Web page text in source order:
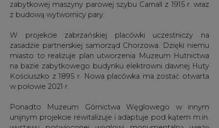
zabytkowej maszyny parowej szybu Carnall z 1915 r. wraz
z budową wytwornicy pary.
W projekcie zabrzańskiej placówki uczestniczy na
zasadzie partnerskiej samorząd Chorzowa. Dzięki niemu
miasto to realizuje plan utworzenia Muzeum Hutnictwa
na bazie zabytkowego budynku elektrowni dawnej Huty
Kościuszko z 1895 r. Nowa placówka ma zostać otwarta
w połowie 2021 r.
Ponadto Muzeum Górnictwa Węglowego w innym
unijnym projekcie rewitalizuje i adaptuje pod kątem m.in.